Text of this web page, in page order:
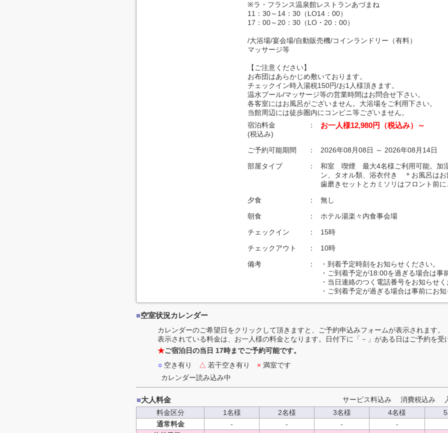
※ラ・フランス温泉館レストランあづまね
11：30～14：30（LO14：00）
17：00～20：30（LO・20：00）
/大浴場/宴会場/自動販売機/コインランドリー（有料）
マッサージ等
【ご注意ください】
お布団はあらかじめ敷いております。
チェックイン時入湯税150円/お1人様頂きます。
温水プール/マッサージ等の営業時間はお問合せ下さい。
各客室にはお風呂がございません。大浴場をご利用下さい。
当館周辺には徒歩圏内にコンビニ等ございません。
宿泊料金
(税込み)
： お一人様12,980円（税込み）～
ご予約可能期間 ：
2026年08月08日 ～ 2026年08月14日
部屋タイプ
：
和室 喫煙 最大4名様ご利用可能。加
ン、タオル類、浴衣付き ＊お風呂はお
歯磨きセットとカミソリはフロント前
夕食
：
無し
朝食
：
ホテル湯楽々内食事会場
チェックイン
：
15時
チェックアウト
：
10時
備考
：
・到着予定時刻をお知らせください。
・ご到着予定が18:00を過ぎる場合は事
・当日連絡のつく電話番号をお知らせ
・ご到着予定が過ぎる場合は事前にお
■空室状況カレンダー
カレンダーのご希望日をクリックして頂きますと、ご予約申込みフォームが表示されます。
表示されている料金は、お一人様の料金となります。日付下に「－」がある日はご予約を受
★ご宿泊日の当日 17時までご予約可能です。
○ 空き有り △ 若干空き有り × 満室です
カレンダー読み込み中
■大人料金 サービス料込み 消費税込み
料金区分
1名様 2名様 3名様 4名様
通常料金
- - -
-